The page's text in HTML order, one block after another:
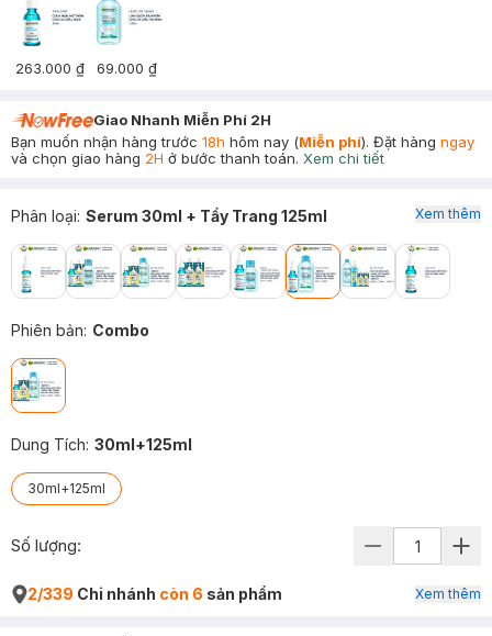
263.000 ₫ 69.000 ₫
Giao Nhanh Miễn Phí 2H
Bạn muốn nhận hàng trước 18h hôm nay (Miễn phí). Đặt hàng ngay
và chọn giao hàng 2H ở bước thanh toán. Xem chi tiết
Phân loại: Serum 30ml + Tẩy Trang 125ml
Phiên bản: Combo
Dung Tích: 30ml+125ml
30ml+125ml
Xem thêm
Số lượng:
2/339 Chi nhánh còn 6 sản phẩm Xem thêm